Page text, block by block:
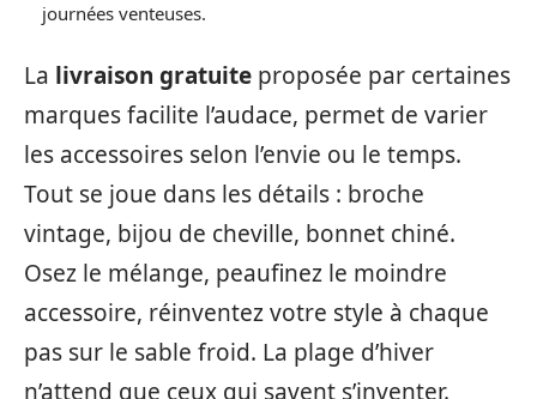
journées venteuses.
La livraison gratuite proposée par certaines
marques facilite l’audace, permet de varier
les accessoires selon l’envie ou le temps.
Tout se joue dans les détails : broche
vintage, bijou de cheville, bonnet chiné.
Osez le mélange, peaufinez le moindre
accessoire, réinventez votre style à chaque
pas sur le sable froid. La plage d’hiver
n’attend que ceux qui savent s’inventer.